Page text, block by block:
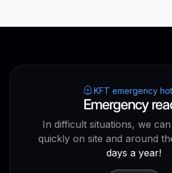
KFT emergency
Emergency
In difficult situations, we
quickly on site and around
days a year!